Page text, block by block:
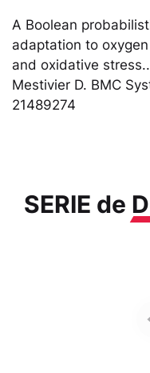
A Boolean
adaptation to
and oxidative
Mestivier D. BMC
21489274
SERIE de